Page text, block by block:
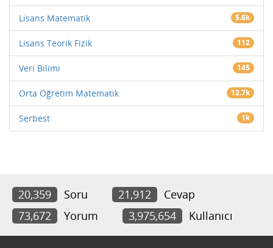
Lisans Matematik 5.6k
Lisans Teorik Fizik 112
Veri Bilimi 145
Orta Öğretim Matematik 12.7k
Serbest 1k
20,359 Soru 21,912
Cevap
73,672
Yorum 3,975,654 Kullanıcı